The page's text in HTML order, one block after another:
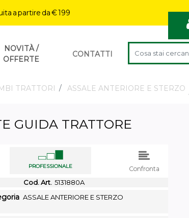
a partire da € 199
NOVITÀ /
OFFERTE
CONTATTI
La modifica di
TRATTORI ASSALE ANTERIORE E STERZO
GUIDA TRATTORE
PROFESSIONALE Confronta
Cod. Art. 5131880A
ASSALE ANTERIORE E STERZO